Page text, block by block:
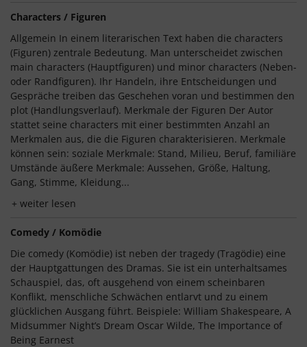
Characters / Figuren
Allgemein In einem literarischen Text haben die characters
(Figuren) zentrale Bedeutung. Man unterscheidet zwischen
main characters (Hauptfiguren) und minor characters (Neben-
oder Randfiguren). Ihr Handeln, ihre Entscheidungen und
Gespräche treiben das Geschehen voran und bestimmen den
plot (Handlungsverlauf). Merkmale der Figuren Der Autor
stattet seine characters mit einer bestimmten Anzahl an
Merkmalen aus, die die Figuren charakterisieren. Merkmale
können sein: soziale Merkmale: Stand, Milieu, Beruf, familiäre
Umstände äußere Merkmale: Aussehen, Größe, Haltung,
Gang, Stimme, Kleidung...
weiter lesen
Comedy / Komödie
Die comedy (Komödie) ist neben der tragedy (Tragödie) eine
der Hauptgattungen des Dramas. Sie ist ein unterhaltsames
Schauspiel, das, oft ausgehend von einem scheinbaren
Konflikt, menschliche Schwächen entlarvt und zu einem
glücklichen Ausgang führt. Beispiele: William Shakespeare, A
Midsummer Night’s Dream Oscar Wilde, The Importance of
Being Earnest